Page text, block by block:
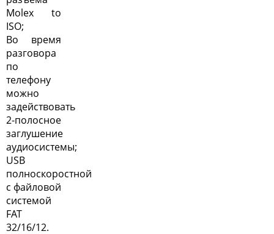
Molex to
ISO;
Во время
разговора
по
телефону
можно
задействовать
2-полосное
заглушение
аудиосистемы;
USB
полноскоростной
с файловой
системой
FAT
32/16/12.